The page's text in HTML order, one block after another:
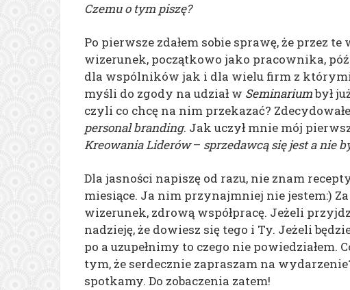
Czemu o tym piszę?
Po pierwsze zdałem sobie sprawę, że przez
wizerunek, początkowo jako pracownika,
dla wspólników jak i dla wielu firm z którymi
myśli do zgody na udział w Seminariumbył
czyli co chcę na nim przekazać?
personal branding. Jak uczył mnie mój
Kreowania Liderów– sprzedawcą się jest a nie
Dla jasności napiszę od razu, nie znam
miesiące. Ja nim przynajmniej nie jestem:)
wizerunek, zdrową współpracę. Jeżeli
nadzieję, że dowiesz się tego i Ty. Jeżeli
po a uzupełnimy to czego nie powiedziałem.
tym, że serdecznie zapraszam na
spotkamy. Do zobaczenia zatem!